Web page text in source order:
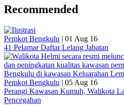
Recommended
Pemkot Bengkulu | 01 Aug 16
41 Pelamar Daftar Lelang Jabatan
Pemkot Bengkulu | 05 Aug 16
Perangi Kawasan Kumuh, Walikota
Pencegahan